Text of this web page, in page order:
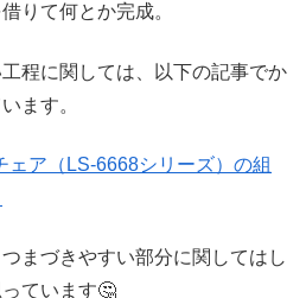
りて何とか完成。
程に関しては、以下の記事でか
ます。
ア（LS-6668シリーズ）の組
まづきやすい部分に関してはし
ています🤔